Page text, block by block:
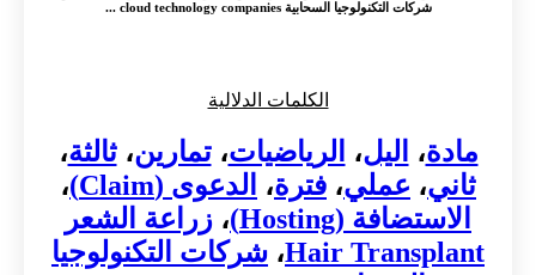
شركات التكنولوجيا السحابية cloud technology companies ...
الكلمات الدلالية
مادة، اليل، الرياضيات،تمارين،ثالثة،
ثاني، عملي، فترة، الدعوى (Claim)
،
الاستضافة (Hosting)
، زراعة الشعر
Hair Transplant، شركات التكنولوجيا